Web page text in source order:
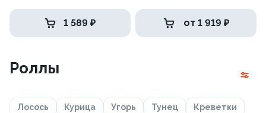
1 589 ₽ от 1 919 ₽
Роллы
Лосось Курица Угорь Тунец Креветки